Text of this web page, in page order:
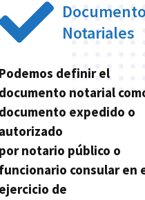
Notariales
Podemos definir el
documento notarial
documento expedido o
autorizado
pornotario público o
funcionario consular en
ejercicio de